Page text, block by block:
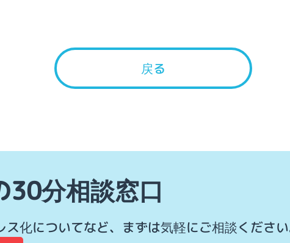
戻る
30分相談窓口
ス化についてなど、まずは気軽にご相談くださ